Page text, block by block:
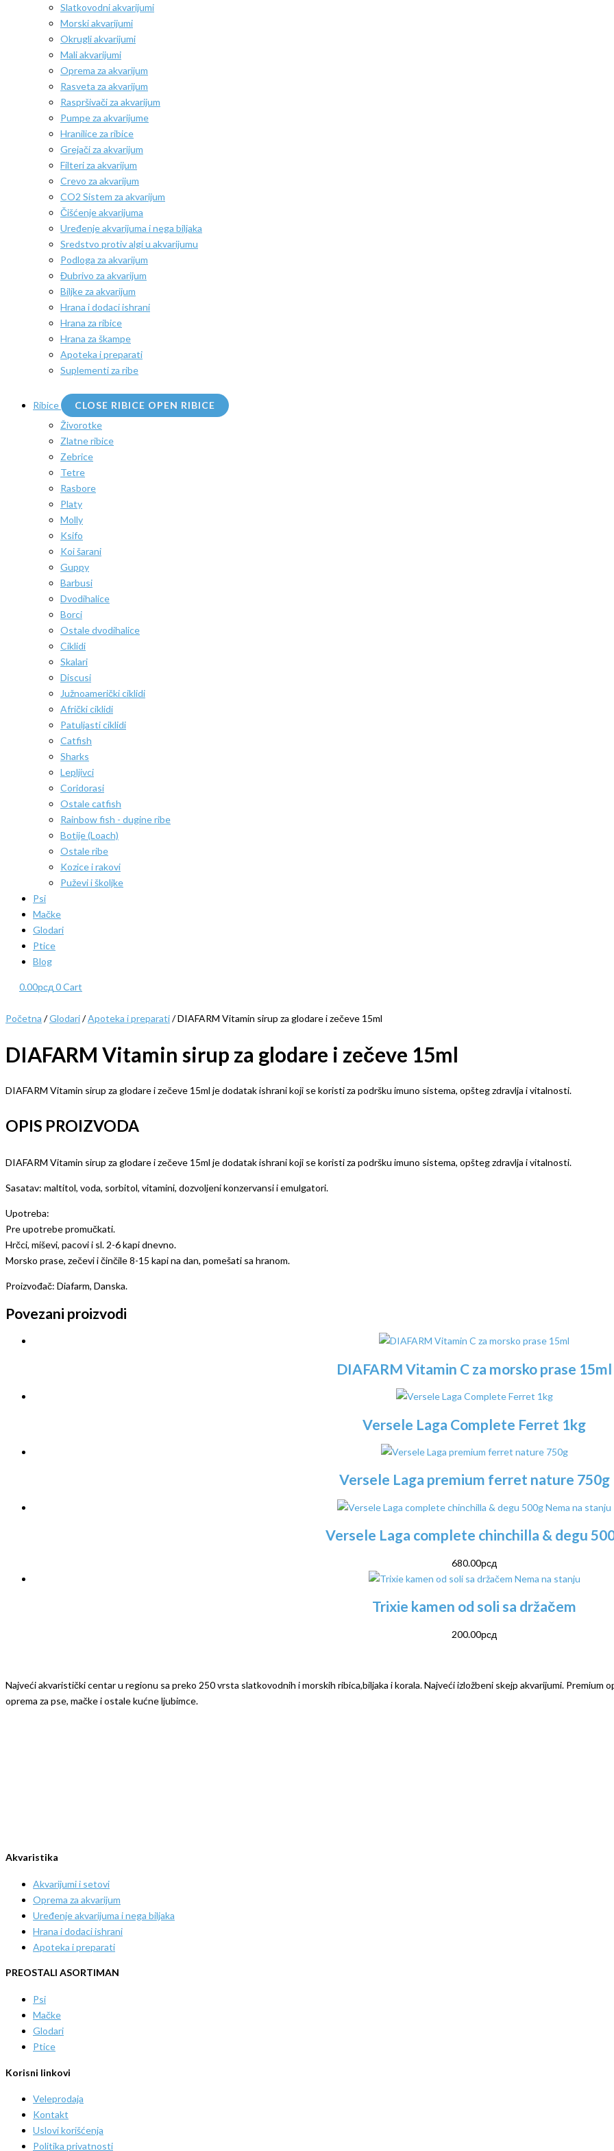
Slatkovodni akvarijumi
Morski akvarijumi
Okrugli akvarijumi
Mali akvarijumi
Oprema za akvarijum
Rasveta za akvarijum
Raspršivači za akvarijum
Pumpe za akvarijume
Hranilice za ribice
Grejači za akvarijum
Filteri za akvarijum
Crevo za akvarijum
CO2 Sistem za akvarijum
Čišćenje akvarijuma
Uređenje akvarijuma i nega biljaka
Sredstvo protiv algi u akvarijumu
Podloga za akvarijum
Đubrivo za akvarijum
Biljke za akvarijum
Hrana i dodaci ishrani
Hrana za ribice
Hrana za škampe
Apoteka i preparati
Suplementi za ribe
Ribice CLOSE RIBICE OPEN RIBICE
Živorotke
Zlatne ribice
Zebrice
Tetre
Rasbore
Platy
Molly
Ksifo
Koi šarani
Guppy
Barbusi
Dvodihalice
Borci
Ostale dvodihalice
Ciklidi
Skalari
Discusi
Južnoamerički ciklidi
Afrički ciklidi
Patuljasti ciklidi
Catfish
Sharks
Lepljivci
Coridorasi
Ostale catfish
Rainbow fish - dugine ribe
Botije (Loach)
Ostale ribe
Kozice i rakovi
Puževi i školjke
Psi
Mačke
Glodari
Ptice
Blog
0.00рсд 0Cart
Početna /Glodari/Apoteka i preparati/ DIAFARM Vitamin sirup za glodare i zečeve 15ml
DIAFARM Vitamin sirup za glodare i zečeve 15ml
DIAFARM Vitamin sirup za glodare i zečeve 15ml je dodatak ishrani koji se koristi za podršku imuno sistema, opšteg zdravlja i vitalnosti.
OPIS PROIZVODA
DIAFARM Vitamin sirup za glodare i zečeve 15ml je dodatak ishrani koji se koristi za podršku imuno sistema, opšteg zdravlja i vitalnosti.
Sasatav: maltitol, voda, sorbitol, vitamini, dozvoljeni konzervansi i emulgatori.
Upotreba:
Pre upotrebe promučkati.
Hrčci, miševi, pacovi i sl. 2-6 kapi dnevno.
Morsko prase, zečevi i činčile 8-15 kapi na dan, pomešati sa hranom.
Proizvođač: Diafarm, Danska.
Povezani proizvodi
DIAFARM Vitamin C za morsko prase 15ml
Versele Laga Complete Ferret 1kg
Versele Laga premium ferret nature 750g
Nema na stanju
Versele Laga complete chinchilla & degu
680.00рсд
Nema na stanju
Trixie kamen od soli sa držačem
200.00рсд
Najveći akvaristički centar u regionu sa preko 250 vrsta slatkovodnih i morskih ribica,biljaka i korala. Najveći izložbeni skejp akvarijumi. Premium
oprema za pse, mačke i ostale kućne ljubimce.
Akvaristika
Akvarijumi i setovi
Oprema za akvarijum
Uređenje akvarijuma i nega biljaka
Hrana i dodaci ishrani
Apoteka i preparati
PREOSTALI ASORTIMAN
Psi
Mačke
Glodari
Ptice
Korisni linkovi
Veleprodaja
Kontakt
Uslovi korišćenja
Politika privatnosti